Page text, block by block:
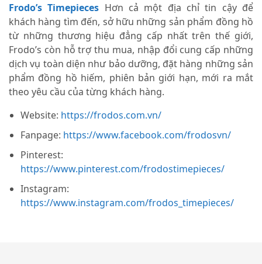
Frodo’s Timepieces Hơn cả một địa chỉ tin cậy để
khách hàng tìm đến, sở hữu những sản phẩm đồng hồ
từ những thương hiệu đẳng cấp nhất trên thế giới,
Frodo’s còn hỗ trợ thu mua, nhập đổi cung cấp những
dịch vụ toàn diện như bảo dưỡng, đặt hàng những sản
phẩm đồng hồ hiếm, phiên bản giới hạn, mới ra mắt
theo yêu cầu của từng khách hàng.
Website: https://frodos.com.vn/
Fanpage: https://www.facebook.com/frodosvn/
Pinterest:
https://www.pinterest.com/frodostimepieces/
Instagram:
https://www.instagram.com/frodos_timepieces/